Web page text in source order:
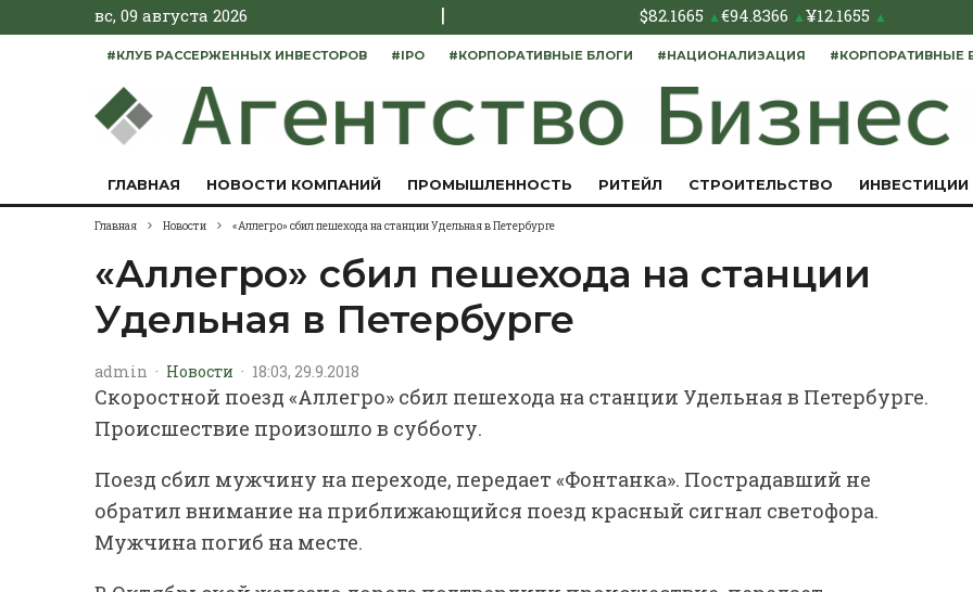
вс, 09 августа 2026 | $82.1665 ▲€94.8366 ▲¥12.1655 ▲
#КЛУБ РАССЕРЖЕННЫХ ИНВЕСТОРОВ #IPO #КОРПОРАТИВНЫЕ БЛОГИ #НАЦИОНАЛИЗАЦИЯ #КОРПОРАТИВНЫЕ
ГЛАВНАЯ НОВОСТИ КОМПАНИЙ ПРОМЫШЛЕННОСТЬ РИТЕЙЛ СТРОИТЕЛЬСТВО ИНВЕСТИЦИИ
Главная Новости «Аллегро» сбил пешехода на станции Удельная в Петербурге
«Аллегро» сбил пешехода на станции
Удельная в Петербурге
admin · Новости · 18:03, 29.9.2018
Скоростной поезд «Аллегро» сбил пешехода на станции Удельная в Петербурге.
Происшествие произошло в субботу.
Поезд сбил мужчину на переходе, передает «Фонтанка». Пострадавший не
обратил внимание на приближающийся поезд красный сигнал светофора.
Мужчина погиб на месте.